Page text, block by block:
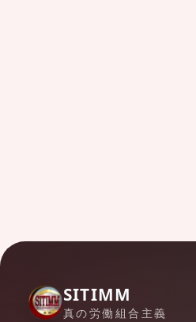
SITIMM
真の労働組合主義